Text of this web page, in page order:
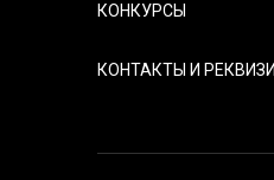
КОНКУРСЫ
КОНТАКТЫ И